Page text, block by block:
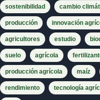
sostenibilidad cambio
producción innovación
agricultores estudio
suelo agrícola
producción agrícola maíz
rendimiento tecnología